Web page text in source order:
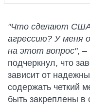
"Что сделают
агрессию? У меня
на этот вопрос", –
подчеркнул, что
зависит от
содержать четкий
быть закреплены в